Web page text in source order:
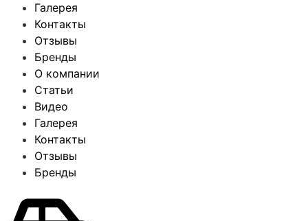
Галерея
Контакты
Отзывы
Бренды
О компании
Статьи
Видео
Галерея
Контакты
Отзывы
Бренды